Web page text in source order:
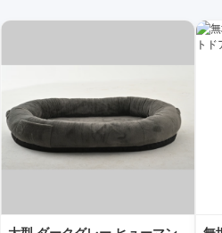
高級家具特集, wholesale 高